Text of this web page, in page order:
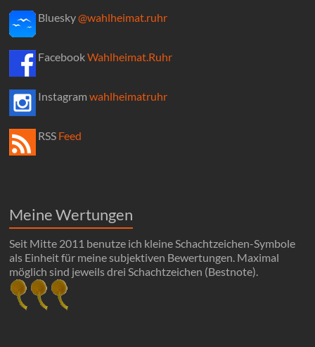
Bluesky@wahlheimat.ruhr
FacebookWahlheimat.Ruhr
Instagramwahlheimatruhr
RSS Feed
Meine Wertungen
Seit Mitte 2011 benutze ich kleine Schachtzeichen-Symbole
als Einheit für meine subjektiven Bewertungen. Maximal
möglich sind jeweils drei Schachtzeichen (Bestnote).